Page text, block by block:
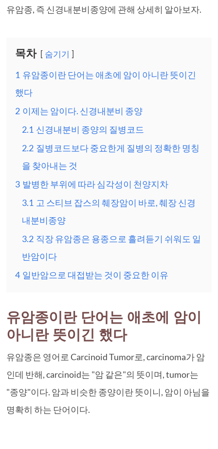
유암종, 즉 신경내분비종양에 관해 상세히 알아보자.
목차 숨기기
1 유암종이란 단어는 애초에 암이 아니란 뜻이긴
했다
2 이제는 암이다. 신경내분비 종양
2.1 신경내분비 종양의 질병코드
2.2 질병코드보다 중요한게 질병의 정확한 명칭
을 찾아내는 것
3 발병한 부위에 따라 심각성이 천양지차
3.1 고 스티브 잡스의 췌장암이 바로, 췌장 신경
내분비종양
3.2 직장 유암종은 용종으로 흘려듣기 쉬워도 일
반암이다
4 일반암으로 대접받는 것이 중요한 이유
유암종이란 단어는 애초에 암이
아니란 뜻이긴 했다
유암종은 영어로 Carcinoid Tumor로, carcinoma가 암
인데 반해, carcinoid는 "암 같은"의 뜻이며, tumor는
"종양"이다. 암과 비슷한 종양이란 뜻이니, 암이 아님을
명확히 하는 단어이다.